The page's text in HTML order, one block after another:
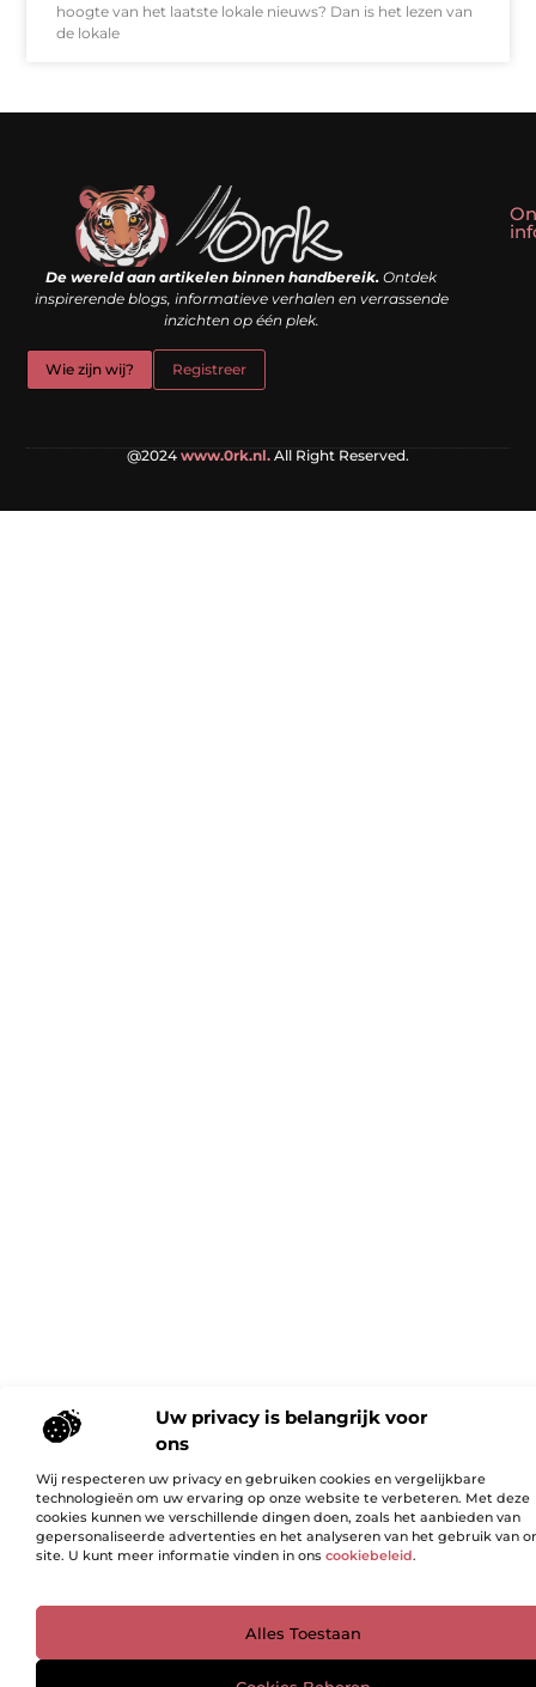
Uw privacy is belangrijk voor
ons
Wij respecteren uw privacy en gebruiken cookies en vergelijkbare
technologieën om uw ervaring op onze website te verbeteren. Met deze
cookies kunnen we verschillende dingen doen, zoals het aanbieden van
gepersonaliseerde advertenties en het analyseren van het gebruik van
site. U kunt meer informatie vinden in ons cookiebeleid.
Alles Toestaan
hoogte van het laatste lokale nieuws? Dan is het lezen van
de lokale
De wereld aan artikelen binnen handbereik. Ontdek
inspirerende blogs, informatieve verhalen en verrassende
inzichten op één plek.
Wie zijn wij? Registreer
@2024 www.0rk.nl. All Right Reserved.